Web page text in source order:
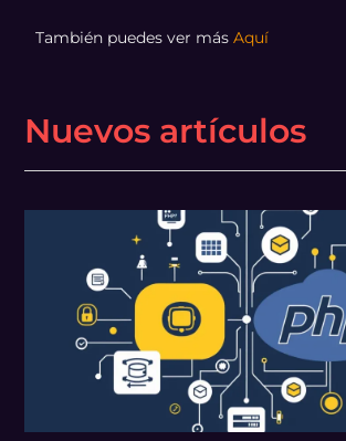
También puedes ver másAquí
Nuevos artículos